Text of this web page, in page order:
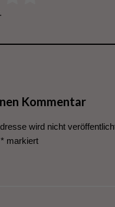
Kommentar
wird nicht
* markiert